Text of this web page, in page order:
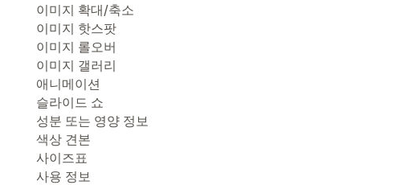
이미지 확대/축소
이미지 핫스팟
이미지 롤오버
이미지 갤러리
애니메이션
슬라이드 쇼
성분 또는 영양 정보
색상 견본
사이즈표
사용 정보